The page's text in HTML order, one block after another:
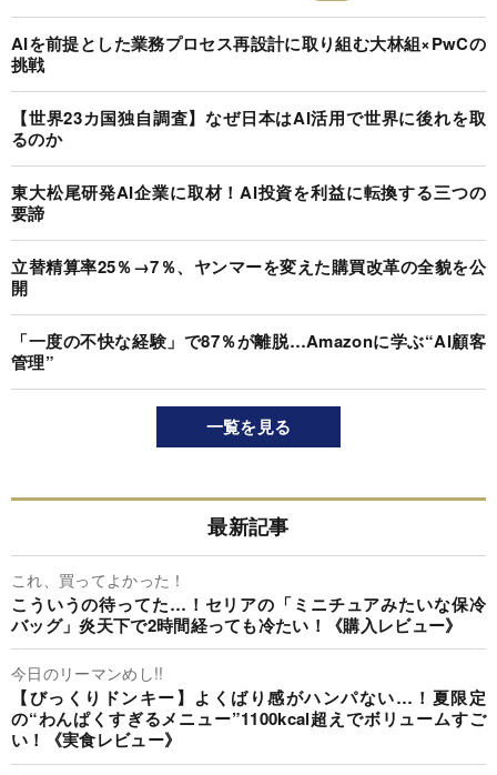
AIを前提とした業務プロセス再設計に取り組む大林組×PwCの
挑戦
【世界23カ国独自調査】なぜ日本はAI活用で世界に後れを取
るのか
東大松尾研発AI企業に取材！AI投資を利益に転換する三つの
要諦
立替精算率25％→7％、ヤンマーを変えた購買改革の全貌を公
開
「一度の不快な経験」で87％が離脱…Amazonに学ぶ“AI顧客
管理”
一覧を見る
最新記事
これ、買ってよかった！
こういうの待ってた…！セリアの「ミニチュアみたいな保冷
バッグ」炎天下で2時間経っても冷たい！《購入レビュー》
今日のリーマンめし!!
【びっくりドンキー】よくばり感がハンパない…！夏限定
の“わんぱくすぎるメニュー”1100kcal超えでボリュームすご
い！《実食レビュー》